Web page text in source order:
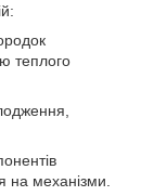
теплого
на механізми.